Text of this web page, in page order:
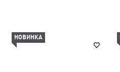
НОВИНКА